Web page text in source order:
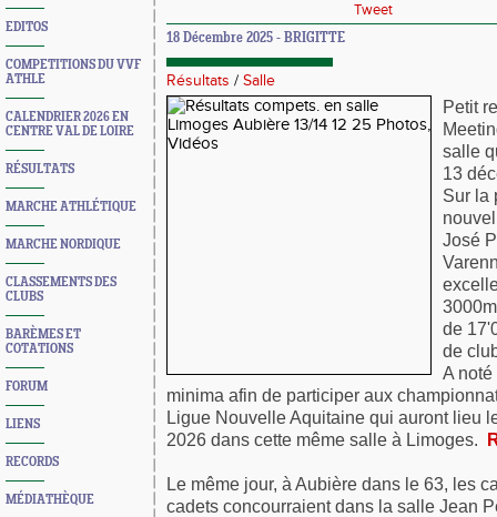
EDITOS
COMPETITIONS DU VVF
ATHLE
CALENDRIER 2026 EN
CENTRE VAL DE LOIRE
RÉSULTATS
MARCHE ATHLÉTIQUE
MARCHE NORDIQUE
CLASSEMENTS DES
CLUBS
BARÈMES ET
COTATIONS
FORUM
LIENS
RECORDS
MÉDIATHÈQUE
Tweet
18 Décembre 2025 - BRIGITTE
Résultats / Salle
Petit
salle
13
Sur la
José
de
de
A
minima afin de participer aux
Ligue Nouvelle Aquitaine qui auront lieu
2026 dans cette même salle à Limoges.
Le même jour, à Aubière dans le 63, les
cadets concourraient dans la salle Jean